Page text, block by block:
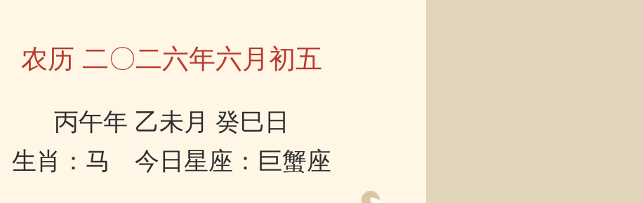
农历 二〇二六年六月初五
丙午年 乙未月 癸巳日
生肖：马 今日星座：巨蟹座